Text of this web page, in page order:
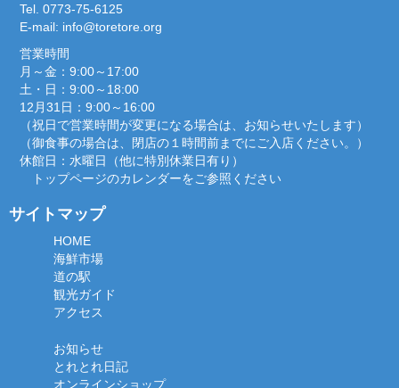
Tel. 0773-75-6125
E-mail: info@toretore.org
営業時間
月～金：9:00～17:00
土・日：9:00～18:00
12月31日：9:00～16:00
（祝日で営業時間が変更になる場合は、お知らせいたします）
（御食事の場合は、閉店の１時間前までにご入店ください。）
休館日：水曜日（他に特別休業日有り）
トップページのカレンダーをご参照ください
サイトマップ
HOME
海鮮市場
道の駅
観光ガイド
アクセス
お知らせ
とれとれ日記
オンラインショップ